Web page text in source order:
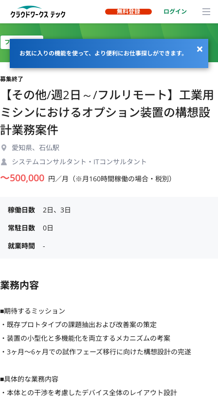
無料登録 ログイン
お気に入りの機能を使って、より便利にお仕事探しができます。
フルリモート
募集終了
【その他/週2日～/フルリモート】工業用
ミシンにおけるオプション装置の構想設
計業務案件
愛知県、石仏駅
システムコンサルタント・ITコンサルタント
〜500,000 円／月（※月160時間稼働の場合・税別）
稼働日数
2日、3日
常駐日数
0日
就業時間
-
業務内容
■期待するミッション
・既存プロトタイプの課題抽出および改善案の策定
・装置の小型化と多機能化を両立するメカニズムの考案
・3ヶ月〜6ヶ月での試作フェーズ移行に向けた構想設計の完遂
■具体的な業務内容
・本体との干渉を考慮したデバイス全体のレイアウト設計